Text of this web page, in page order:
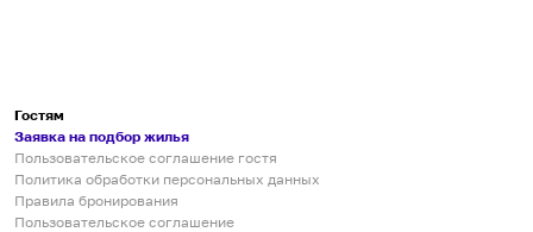
Гостям
Заявка на подбор жилья
Пользовательское соглашение гостя
Политика обработки персональных данных
Правила бронирования
Пользовательское соглашение